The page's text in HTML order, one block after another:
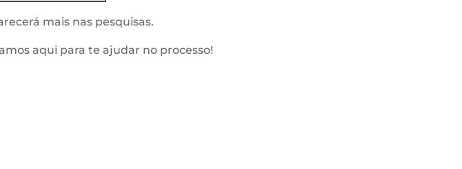
mais nas pesquisas.
aqui para te ajudar no processo!